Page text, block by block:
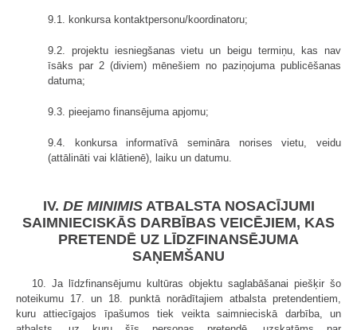
9.1. konkursa kontaktpersonu/koordinatoru;
9.2. projektu iesniegšanas vietu un beigu termiņu, kas nav
īsāks par 2 (diviem) mēnešiem no paziņojuma publicēšanas
datuma;
9.3. pieejamo finansējuma apjomu;
9.4. konkursa informatīvā semināra norises vietu, veidu
(attālināti vai klātienē), laiku un datumu.
IV. DE MINIMISATBALSTA NOSACĪJUMI
SAIMNIECISKĀS DARBĪBAS VEICĒJIEM, KAS
PRETENDĒ UZ LĪDZFINANSĒJUMA
SAŅEMŠANU
10. Ja līdzfinansējumu kultūras objektu saglabāšanai piešķir šo
noteikumu 17. un 18. punktā norādītajiem atbalsta pretendentiem,
kuru attiecīgajos īpašumos tiek veikta saimnieciskā darbība, un